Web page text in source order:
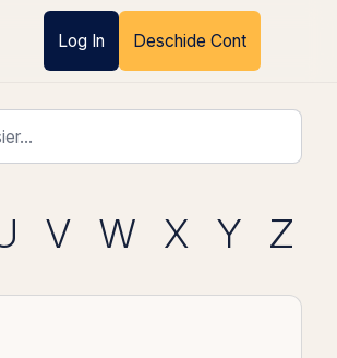
Log In Deschide Cont
V W X Y Z